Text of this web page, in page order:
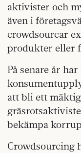
aktivister och
även i
crowdsourcar
produkter eller
På senare år
att bli ett
bekämpa
Crowdsourcing